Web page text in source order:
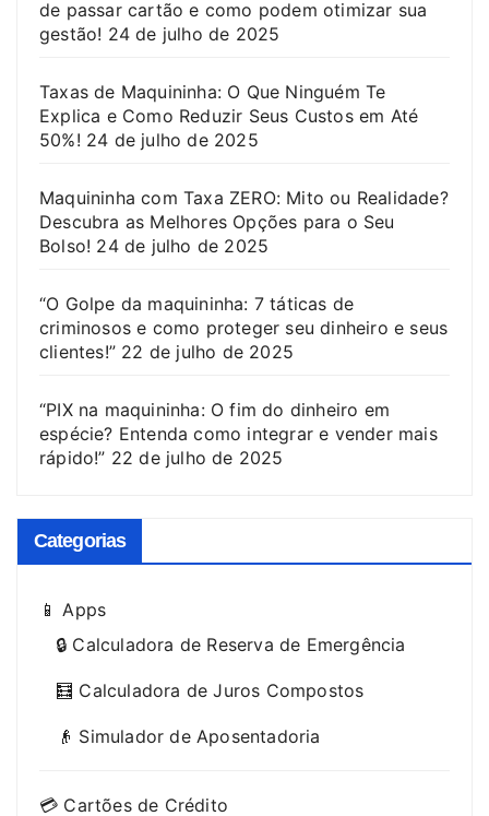
de passar cartão e como podem otimizar sua
gestão! 24 de julho de 2025
Taxas de Maquininha: O Que Ninguém Te
Explica e Como Reduzir Seus Custos em Até
50%! 24 de julho de 2025
Maquininha com Taxa ZERO: Mito ou Realidade?
Descubra as Melhores Opções para o Seu
Bolso! 24 de julho de 2025
“O Golpe da maquininha: 7 táticas de
criminosos e como proteger seu dinheiro e seus
clientes!” 22 de julho de 2025
“PIX na maquininha: O fim do dinheiro em
espécie? Entenda como integrar e vender mais
rápido!” 22 de julho de 2025
Categorias
📱 Apps
🔒 Calculadora de Reserva de Emergência
🧮 Calculadora de Juros Compostos
👴 Simulador de Aposentadoria
💳 Cartões de Crédito